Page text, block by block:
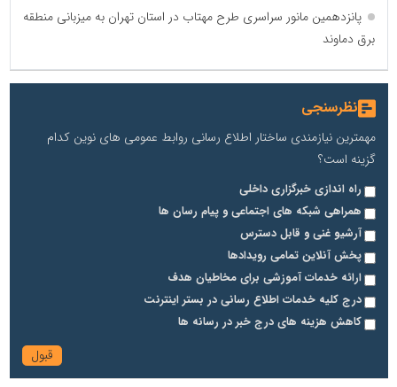
پانزدهمین مانور سراسری طرح مهتاب در استان تهران به میزبانی منطقه
برق دماوند
نظرسنجی
مهمترین نیازمندی ساختار اطلاع رسانی روابط عمومی های نوین کدام
گزینه است؟
راه اندازی خبرگزاری داخلی
همراهی شبکه های اجتماعی و پیام رسان ها
آرشیو غنی و قابل دسترس
پخش آنلاین تمامی رویدادها
ارائه خدمات آموزشی برای مخاطیان هدف
درج کلیه خدمات اطلاع رسانی در بستر اینترنت
کاهش هزینه های درج خبر در رسانه ها